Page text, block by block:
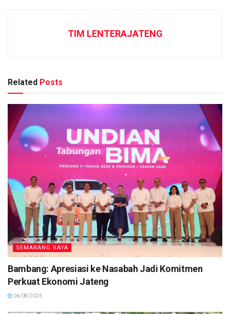
TIM LENTERAJATENG
Related Posts
SEMARANG RAYA
Bambang: Apresiasi ke Nasabah Jadi Komitmen
Perkuat Ekonomi Jateng
06/08/2026